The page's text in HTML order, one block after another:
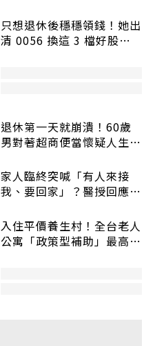
只想退休後穩穩領錢！她出
清 0056 換這 3 檔好股：
退休第一天就崩潰！60歲
男對著超商便當懷疑人生
家人臨終突喊「有人來接
我、要回家」？醫授回應方
入住平價養生村！全台老人
公寓「政策型補助」最高打